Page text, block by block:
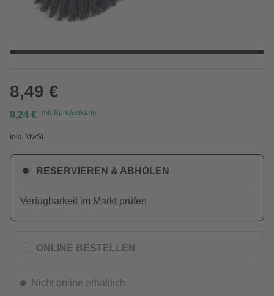
8,49 €
8,24 € mit Kundenkarte
Inkl. MwSt.
RESERVIEREN & ABHOLEN
Verfügbarkeit im Markt prüfen
ONLINE BESTELLEN
Nicht online erhältlich